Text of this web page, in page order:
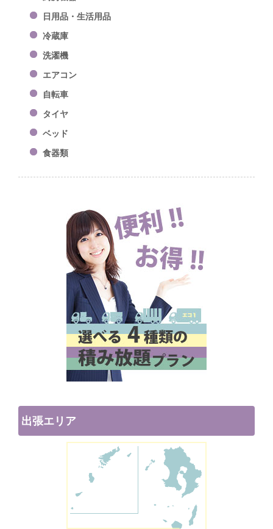
日用品・生活用品
冷蔵庫
洗濯機
エアコン
自転車
タイヤ
ベッド
食器類
出張エリア